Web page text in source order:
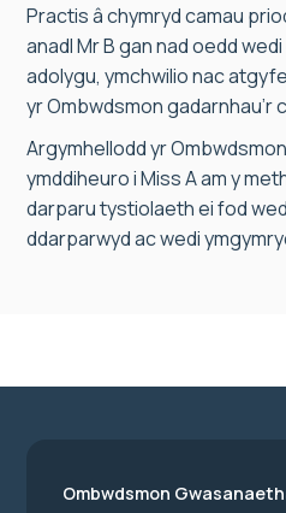
Practis â chymryd camau
anadl Mr B gan nad oedd
adolygu, ymchwilio nac
yr Ombwdsmon gadarnhau’r
Argymhellodd yr
ymddiheuro i Miss A am y
darparu tystiolaeth ei fod
ddarparwyd ac wedi
Ombwdsmon